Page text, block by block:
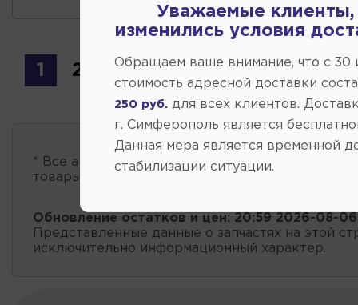
1 2 3 4 5 6 7
* Все автозапчасти есть в наличии, обновление
товары проходит несколько раз в сутки.
Обновление остатков и цен: 20:59 2026-08-06
Представленные данные о запчастях на этой
исключительно информационный характер.
Уважаемые клиенты,
изменились условия
Обращаем ваше внимание, что c 30
стоимость адресной доставки
250 руб.
для всех клиентов.
г. Симферополь является
Данная мера является временной
стабилизации ситуации.